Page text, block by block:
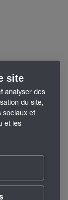
site
analyser des
du site,
sociaux et
et les